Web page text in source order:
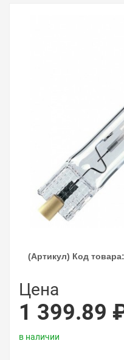
(Артикул) Код товара:
Цена
1 399.89
в наличии